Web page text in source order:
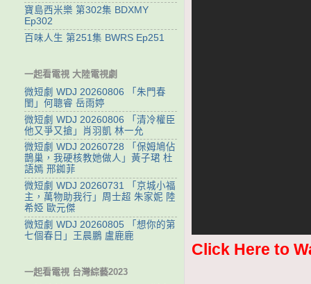
Click Here to
寶島西米樂 第302集 BDXMY
Ep302
百味人生 第251集 BWRS Ep251
一起看電視 大陸電視劇
微短劇 WDJ 20260806 「朱門春
閨」何聰睿 岳雨婷
微短劇 WDJ 20260806 「清冷權臣
他又爭又搶」肖羽凱 林一允
微短劇 WDJ 20260728 「保姆鳩佔
鵲巢，我硬核教她做人」黃子珺 杜
語嫣 邢銣菲
微短劇 WDJ 20260731 「京城小福
主，萬物助我行」周士超 朱家妮 陸
希婭 歐元傑
微短劇 WDJ 20260805 「想你的第
七個春日」王晨鵬 盧鹿鹿
一起看電視 台灣綜藝2023